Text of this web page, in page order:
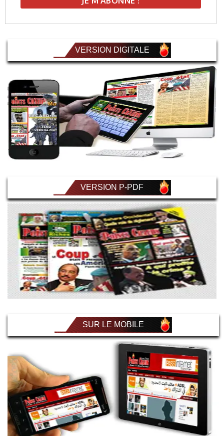
VERSION DIGITALE
VERSION P-PDF
SUR LE MOBILE